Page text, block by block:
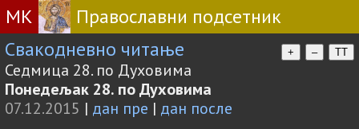
МК
Православни подсетник
Свакодневно читање
+ – TT
Седмица 28. по Духовима
Понедељак 28. по Духовима
07.12.2015 | дан пре | дан после